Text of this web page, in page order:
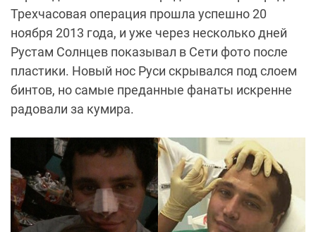
Трехчасовая операция прошла успешно 20
ноября 2013 года, и уже через несколько дней
Рустам Солнцев показывал в Сети фото после
пластики. Новый нос Руси скрывался подслоем
бинтов, но самые преданные фанаты искренне
радовали за кумира.